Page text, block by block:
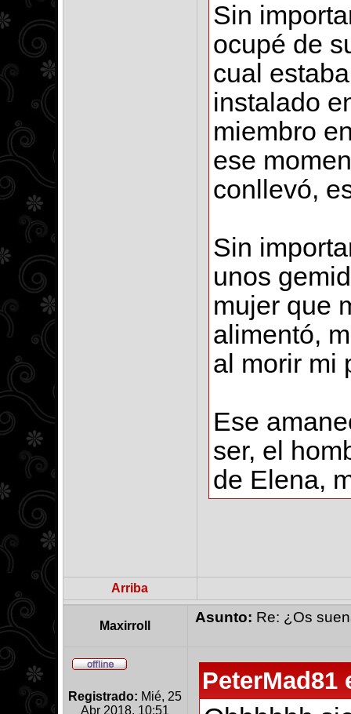
Sin
ocupé de
cual
instalado
miembro
ese
conllevó,
Sin
unos
mujer que
alimentó,
al morir mi
Ese
ser, el
de Elena,
Arriba
Maxirroll
Asunto: Re: ¿Os
Registrado: Mié, 25
Abr 2018, 10:51
PeterMad81